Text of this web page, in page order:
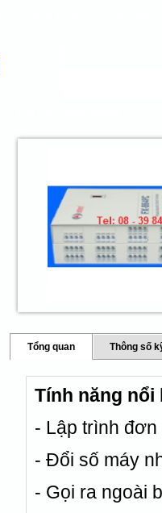
Tổng quan Thông số
Tính năng
- Lập trình
- Đổi số máy
- Gọi ra ngoài